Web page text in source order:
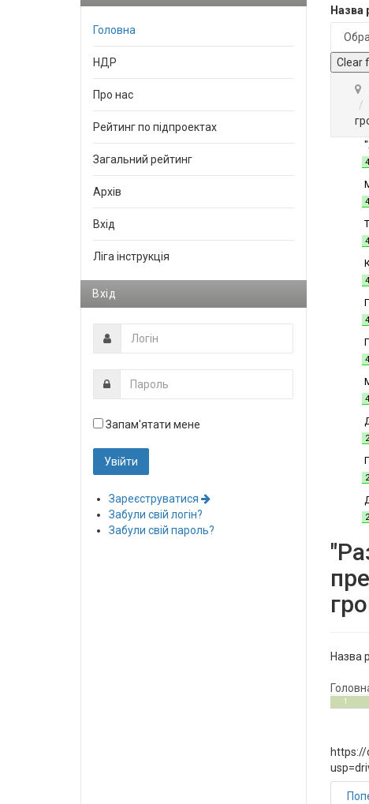
Назва
Clear
Назва
15
1
https://
Головна
НДР
Про нас
Рейтинг по підпроектах
Загальний рейтинг
Архів
Вхід
Ліга інструкція
Вхід
Запам'ятати мене
Зареєструватися
Забули свій логін?
Забули свій пароль?